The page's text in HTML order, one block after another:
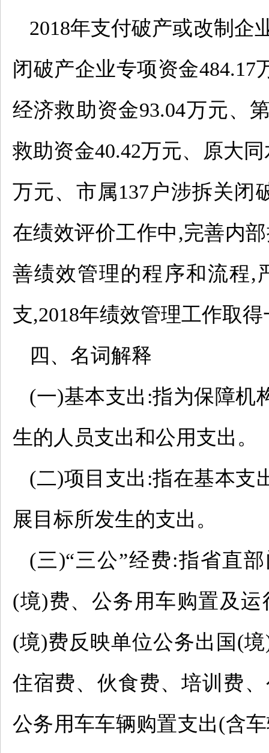
2018年支付破产或改制企
闭破产企业专项资金
经济救助资金93.04万元、
救助资金40.42万元、原大
万元、市属137户涉拆关闭
在绩效评价工作中,完善内
善绩效管理的程序和流程,
支,2018年绩效管理工作取
四、名词解释
(一)基本支出:指为保障机
生的人员支出和公用支出。
(二)项目支出:指在基本支
展目标所发生的支出。
(三)“三公”经费:指省直
(境)费、公务用车购置及
(境)费反映单位公务出国(
住宿费、伙食费、培训费
公务用车车辆购置支出(含